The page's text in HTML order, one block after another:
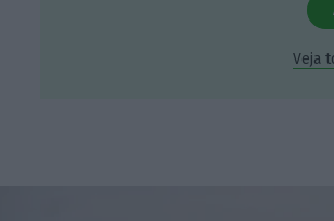
Veja